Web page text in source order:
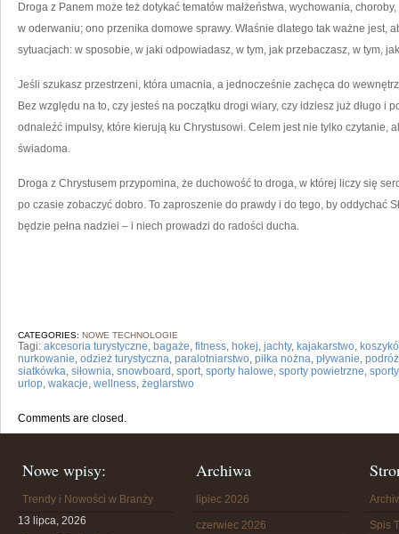
Droga z Panem może też dotykać tematów małżeństwa, wychowania,
w oderwaniu; ono przenika domowe sprawy. Właśnie dlatego tak ważne jest,
sytuacjach: w sposobie, w jaki odpowiadasz, w tym, jak przebaczasz, w tym,
Jeśli szukasz przestrzeni, która umacnia, a jednocześnie zachęca do
Bez względu na to, czy jesteś na początku drogi wiary, czy idziesz już długo i
odnaleźć impulsy, które kierują ku Chrystusowi. Celem jest nie tylko czytanie,
świadoma.
Droga z Chrystusem przypomina, że duchowość to droga, w której liczy się
po czasie zobaczyć dobro. To zaproszenie do prawdy i do tego, by oddychać
będzie pełna nadziei – i niech prowadzi do radości ducha.
CATEGORIES: NOWE TECHNOLOGIE
Tagi: akcesoria turystyczne, bagaże, fitness, hokej, jachty, kajakarstwo,
nurkowanie, odzież turystyczna, paralotniarstwo, piłka nożna, pływanie,
siatkówka, siłownia, snowboard , sport, sporty halowe, sporty powietrzne,
urlop, wakacje, wellness, żeglarstwo
Comments are closed.
Nowe wpisy:
Trendy i Nowości w Branży
13 lipca, 2026
Archiwa
lipiec 2026
czerwiec 2026 Spis